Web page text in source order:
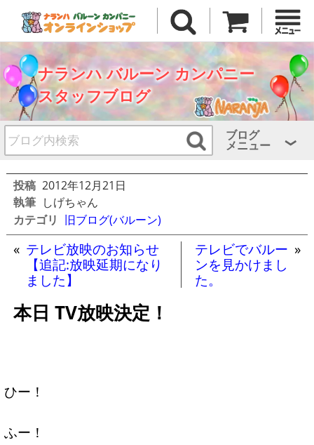
ナランハ バルーン カンパニー
スタッフブログ
ブログ
メニュー
投稿 2012年12月21日
執筆 しげちゃん
カテゴリ 旧ブログ(バルーン)
« テレビ放映のお知らせ
【追記:放映延期になり
ました】
テレビでバルー
ンを見かけまし
た。
»
本日 TV放映決定！
ひー！
ふー！